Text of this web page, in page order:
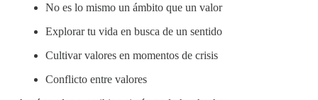
No es lo mismo un ámbito que un valor
Explorar tu vida en busca de un sentido
Cultivar valores en momentos de crisis
Conflicto entre valores